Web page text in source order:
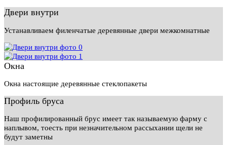
Двери внутри
Устанавливаем филенчатые деревянные двери межкомнатные
Окна
Окна настоящие деревянные стеклопакеты
Профиль бруса
Наш профилированный брус имеет так называемую фарму с
наплывом, тоесть при незначительном рассыхании щели не
будут заметны